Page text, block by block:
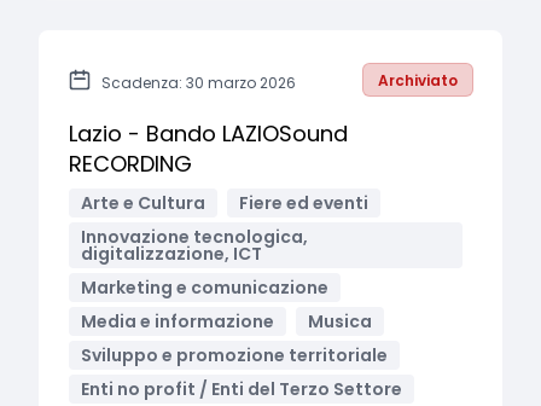
Scadenza: 30 marzo 2026 Archiviato
Lazio - Bando LAZIOSound
RECORDING
Arte e Cultura
Fiere ed eventi
Innovazione tecnologica,
digitalizzazione, ICT
Marketing e comunicazione
Media e informazione
Musica
Sviluppo e promozione territoriale
Enti no profit / Enti del Terzo Settore